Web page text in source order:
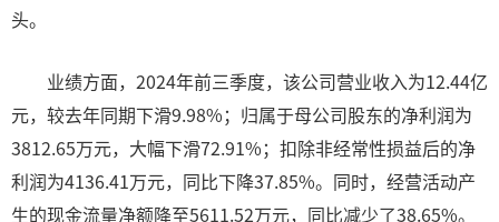
头。
业绩方面，2024年前三季度，该公司营业收入为12.44亿
元，较去年同期下滑9.98%；归属于母公司股东的净利润为
3812.65万元，大幅下滑72.91%；扣除非经常性损益后的净
利润为4136.41万元，同比下降37.85%。同时，经营活动产
生的现金流量净额降至5611.52万元，同比减少了38.65%。